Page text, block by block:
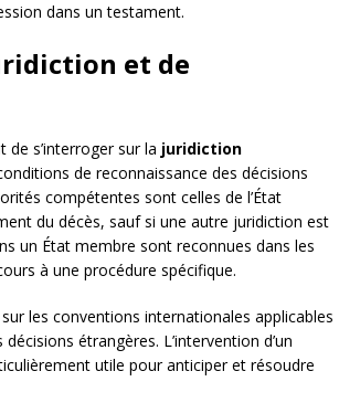
dans un testament.
et de
s’interroger sur la juridiction
de reconnaissance des décisions
compétentes sont celles de l’État
du décès, sauf si une autre juridiction est
un État membre sont reconnues dans les
à une procédure spécifique.
les conventions internationales applicables
étrangères. L’intervention d’un
utile pour anticiper et résoudre